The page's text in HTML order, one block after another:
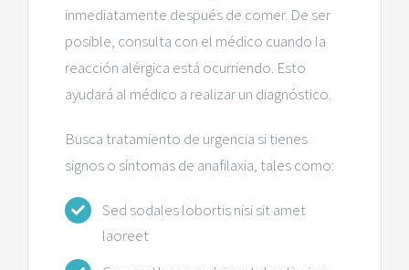
inmediatamente después de comer. De ser
posible, consulta con el médico cuando la
reacción alérgica está ocurriendo. Esto
ayudará al médico a realizar un diagnóstico.
Busca tratamiento de urgencia si tienes
signos o síntomas de anafilaxia, tales como:
Sed sodales lobortis nisi sit amet
laoreet